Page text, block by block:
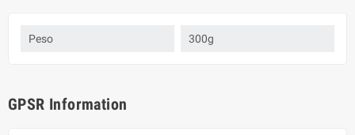
Peso 300g
GPSR Information